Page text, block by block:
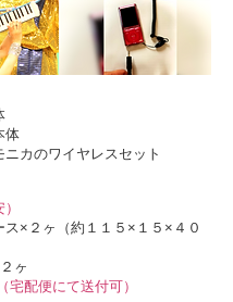
体
ニカのワイヤレスセット
ス×２ヶ（約１１５×１５×４０
ヶ
宅配便にて送付可）